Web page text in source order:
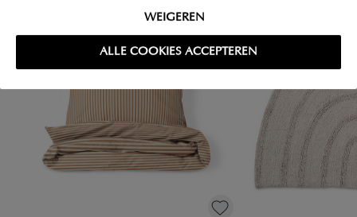
WEIGEREN
ALLE COOKIES ACCEPTEREN